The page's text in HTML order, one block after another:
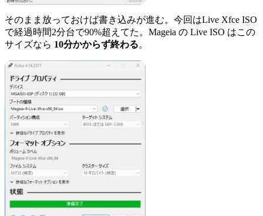
そのまま放っておけば書き込みが進む。今回はLive Xfce ISO
で経過時間2分台で90%超えてた。Mageia の Live ISO はこの
サイズなら 10分かからず終わる。